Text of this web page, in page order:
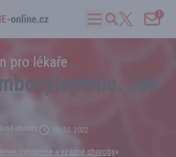
1
pro lékaře
Jak
choroby 10. 10. 2022
cytopenie a vzácné choroby»